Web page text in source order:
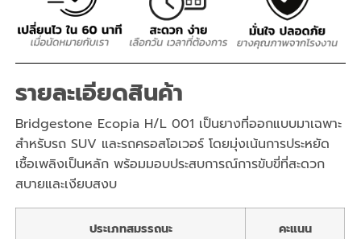
รายละเอียดสินค้า
Bridgestone Ecopia H/L 001 เป็นยางที่ออกแบบมาเฉพาะ
สำหรับรถ SUV และรถครอสโอเวอร์ โดยมุ่งเน้นการประหยัด
เชื้อเพลิงเป็นหลัก พร้อมมอบประสบการณ์การขับขี่ที่สะดวก
สบายและเงียบสงบ
ประเภทสมรรถนะ คะแนน